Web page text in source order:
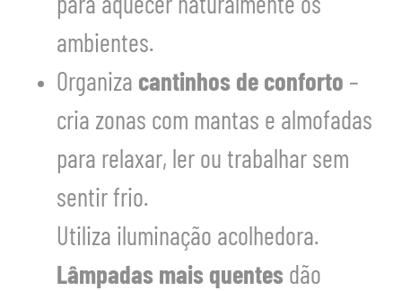
para aquecer naturalmente os
ambientes.
Organiza cantinhos de conforto –
cria zonas com mantas e almofadas
para relaxar, ler ou trabalhar sem
sentir frio.
Utiliza iluminação acolhedora.
Lâmpadas mais quentes dão